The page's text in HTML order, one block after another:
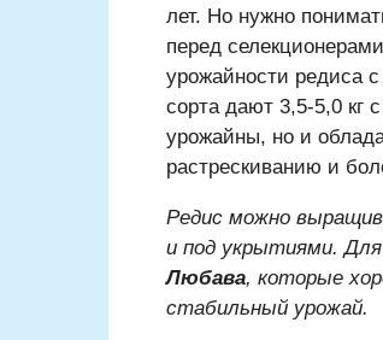
лет. Но нужно
перед
урожайности редиса
сорта дают 3,5-5,0 кг
урожайны, но и
растрескиванию и
Редис можно
и под укрытиями.
Любава, которые
стабильный урожай.